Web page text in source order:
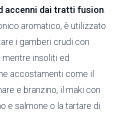
accenni dai tratti fusion
aromatico, è utilizzato
i gamberi crudi con
insoliti ed
accostamenti come il
e branzino, il maki con
e salmone o la tartare di